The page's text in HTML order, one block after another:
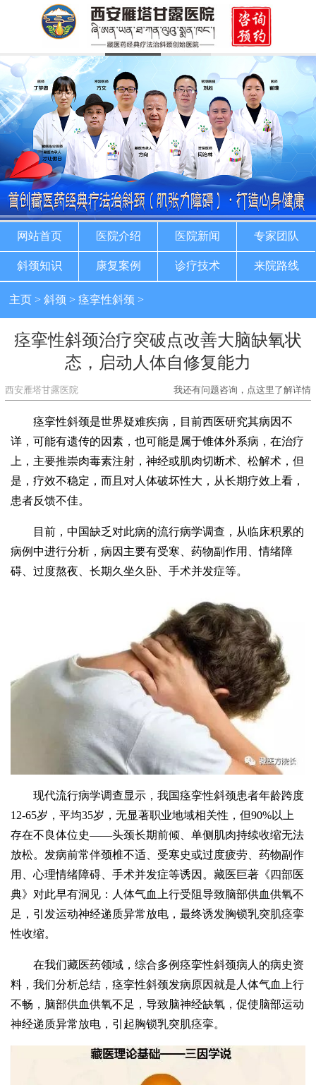
网站首页 医院介绍 医院新闻 专家团队
斜颈知识 康复案例 诊疗技术 来院路线
主页 >斜颈 >痉挛性斜颈 >
痉挛性斜颈治疗突破点改善大脑缺氧状
态，启动人体自修复能力
西安雁塔甘露医院 我还有问题咨询，点这里了解详情
痉挛性斜颈是世界疑难疾病，目前西医研究其病因不
详，可能有遗传的因素，也可能是属于锥体外系病，在治疗
上，主要推崇肉毒素注射，神经或肌肉切断术、松解术，但
是，疗效不稳定，而且对人体破坏性大，从长期疗效上看，
患者反馈不佳。
目前，中国缺乏对此病的流行病学调查，从临床积累的
病例中进行分析，病因主要有受寒、药物副作用、情绪障
碍、过度熬夜、长期久坐久卧、手术并发症等。
现代流行病学调查显示，我国痉挛性斜颈患者年龄跨度
12-65岁，平均35岁，无显著职业地域相关性，但90%以上
存在不良体位史——头颈长期前倾、单侧肌肉持续收缩无法
放松。发病前常伴颈椎不适、受寒史或过度疲劳、药物副作
用、心理情绪障碍、手术并发症等诱因。藏医巨著《四部医
典》对此早有洞见：人体气血上行受阻导致脑部供血供氧不
足，引发运动神经递质异常放电，最终诱发胸锁乳突肌痉挛
性收缩。
在我们藏医药领域，综合多例痉挛性斜颈病人的病史资
料，我们分析总结，痉挛性斜颈发病原因就是人体气血上行
不畅，脑部供血供氧不足，导致脑神经缺氧，促使脑部运动
神经递质异常放电，引起胸锁乳突肌痉挛。